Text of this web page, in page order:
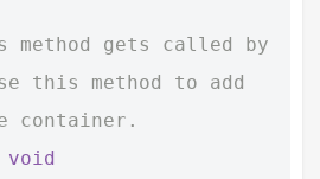
method gets called by
this method to add
container.
void